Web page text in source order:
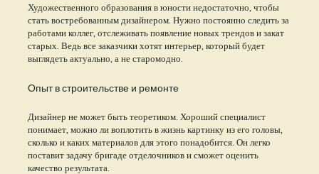
Художественного образования в юности недостаточно, чтобы
стать востребованным дизайнером. Нужно постоянно следить за
работами коллег, отслеживать появление новых трендов и закат
старых. Ведь все заказчики хотят интерьер, который будет
выглядеть актуально, а не старомодно.
Опыт в строительстве и ремонте
Дизайнер не может быть теоретиком. Хороший специалист
понимает, можно ли воплотить в жизнь картинку из его головы,
сколько и каких материалов для этого понадобится. Он легко
поставит задачу бригаде отделочников и сможет оценить
качество результата.